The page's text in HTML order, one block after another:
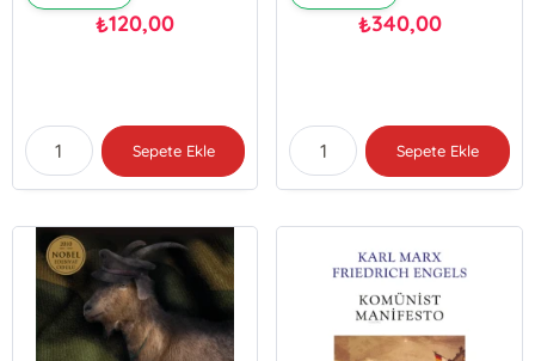
₺120,00
Sepete Ekle
₺340,00
Sepete Ekle